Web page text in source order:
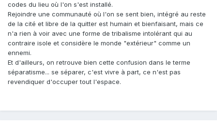
codes du lieu où l'on s'est installé.
Rejoindre une communauté où l'on se sent bien, intégré au reste
de la cité et libre de la quitter est humain et bienfaisant, mais ce
n'a rien à voir avec une forme de tribalisme intolérant qui au
contraire isole et considère le monde "extérieur" comme un
ennemi.
Et d'ailleurs, on retrouve bien cette confusion dans le terme
séparatisme... se séparer, c'est vivre à part, ce n'est pas
revendiquer d'occuper tout l'espace.